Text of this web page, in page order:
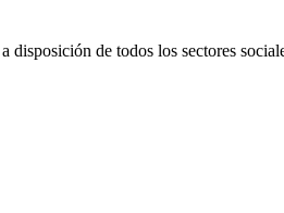
de todos los sectores